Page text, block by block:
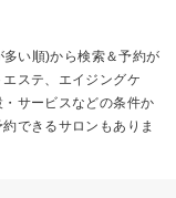
い順)から検索＆予約が
ステ、エイジングケ
サービスなどの条件か
できるサロンもありま